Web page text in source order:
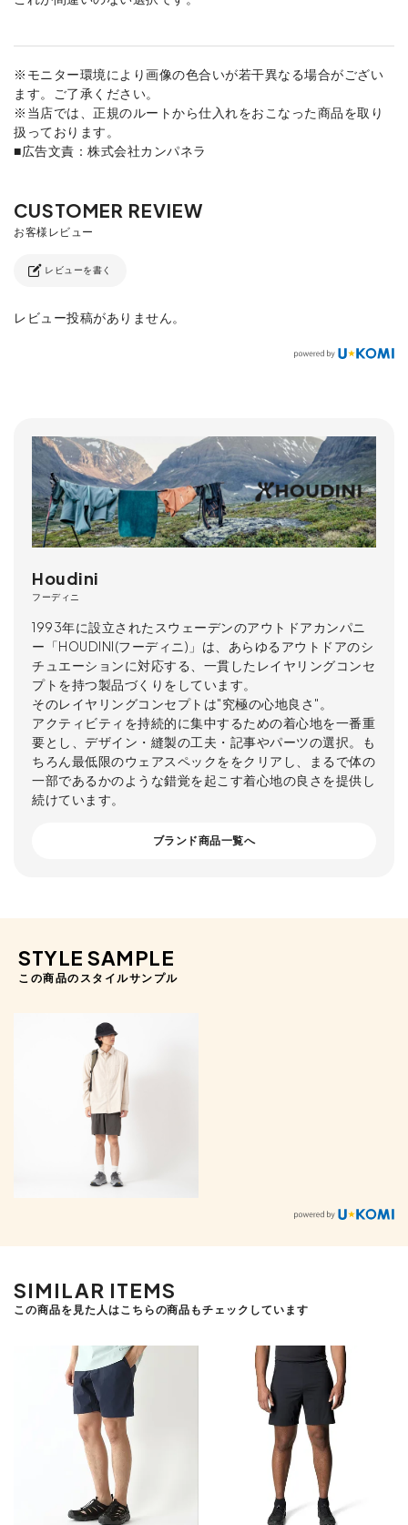
※モニター環境により画像の色合いが若干異なる場合がござい
ます。ご了承ください。
※当店では、正規のルートから仕入れをおこなった商品を取り
扱っております。
■広告文責：株式会社カンパネラ
レビューを書く
レビュー投稿がありません。
Houdini
フーディニ
1993年に設立されたスウェーデンのアウトドアカンパニ
ー「HOUDINI(フーディニ)」は、あらゆるアウトドアのシ
チュエーションに対応する、一貫したレイヤリングコンセ
プトを持つ製品づくりをしています。
そのレイヤリングコンセプトは"究極の心地良さ"。
アクティビティを持続的に集中するための着心地を一番重
要とし、デザイン・縫製の工夫・記事やパーツの選択。も
ちろん最低限のウェアスペックををクリアし、まるで体の
一部であるかのような錯覚を起こす着心地の良さを提供し
続けています。
ブランド商品一覧へ
STYLE SAMPLE
この商品のスタイルサンプル
SIMILAR ITEMS
この商品を見た人はこちらの商品もチェックしています